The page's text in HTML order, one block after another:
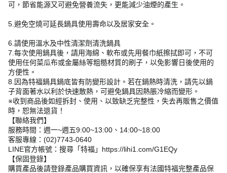
可，節省能源又可避免營養流失，更能減少油煙的產生。
5.避免空燒可延長鍋具使用壽命以及居家安全。
6.請使用溫水及中性清潔劑清洗鍋具
7.每次使用鍋具後，請用海綿、軟布或先用餐巾紙擦拭即可，不可
使用任何菜瓜布或金屬絲等粗糙材質的刷子，以免影響日後使用的
方便性。
8.因為特福鍋具鍋底皆有防變形設計。若在鍋熱時清洗，請先以鍋
子背面著水以利於快速散熱，可避免鍋具因熱脹冷縮而變形。
※收到商品後如經拆封、使用、以致缺乏完整性，失去再販售之價值
時，恕無法退貨！
【聯絡我們】
服務時間：週一~週五9:00~13:00、14:00~18:00
客服專線：(02)7743-0640
LINE官方帳號：搜尋「特福」https://lihi1.com/G1EQy
【保固登錄】
購買產品後請登錄產品購買資訊，以確保享有法國特福完整產品保